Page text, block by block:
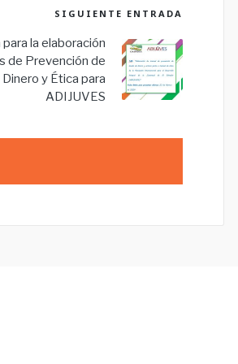
SIGUIENTE ENTRADA
la elaboración
de Prevención de
y Ética para
ADIJUVES